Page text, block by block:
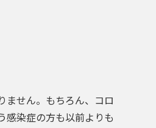
せん。 もちろん、コロ
感染症の方も以前よりも